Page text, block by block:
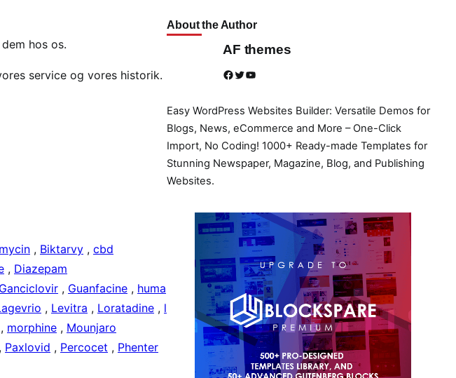
hos os.
service og vores historik.
, Biktarvy , cbd
, Diazepam
Ganciclovir , Guanfacine , huma
, Levitra , Loratadine , l
, morphine , Mounjaro
, Paxlovid , Percocet , Phenter
About the Author
AF themes
Facebook Twitter YouTube
Easy WordPress Websites Builder: Versatile Demos for
Blogs, News, eCommerce and More – One-Click
Import, No Coding! 1000+ Ready-made Templates for
Stunning Newspaper, Magazine, Blog, and Publishing
Websites.